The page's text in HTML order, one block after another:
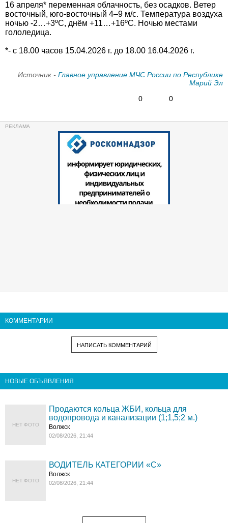
16 апреля* переменная облачность, без осадков. Ветер
восточный, юго-восточный 4–9 м/с. Температура воздуха
ночью -2…+3ºС, днём +11…+16ºС. Ночью местами
гололедица.
*- с 18.00 часов 15.04.2026 г. до 18.00 16.04.2026 г.
Источник - Главное управление МЧС России по Республике
Марий Эл
0
0
КОММЕНТАРИИ
НАПИСАТЬ КОММЕНТАРИЙ
НОВЫЕ ОБЪЯВЛЕНИЯ
НЕТ ФОТО
Продаются кольца ЖБИ, кольца для
водопровода и канализации (1;1,5;2 м.)
Волжск
02/08/2026, 21:44
НЕТ ФОТО
ВОДИТЕЛЬ КАТЕГОРИИ «C»
Волжск
02/08/2026, 21:44